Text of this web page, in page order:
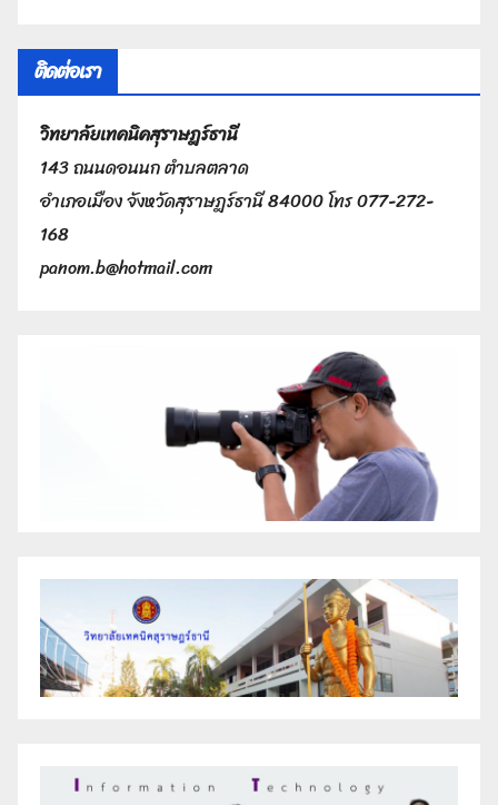
ติดต่อเรา
วิทยาลัยเทคนิคสุราษฎร์ธานี
143 ถนนดอนนก ตำบลตลาด
อำเภอเมือง จังหวัดสุราษฎร์ธานี 84000 โทร 077-272-
168
panom.b@hotmail.com